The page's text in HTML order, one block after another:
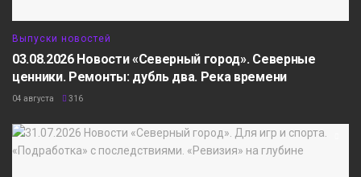
Выпуски новостей
03.08.2026 Новости «Северный город». Северные
ценники. Ремонты: дубль два. Река времени
04 августа 316